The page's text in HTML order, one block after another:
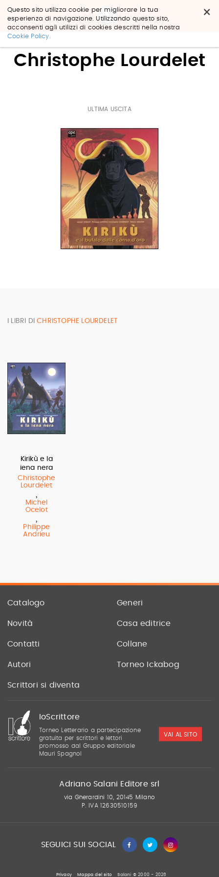
×
Questo sito utilizza cookie per migliorare la tua
esperienza di navigazione. Utilizzando questo sito,
acconsenti agli utilizzi di cookies descritti nella nostra
Cookie Policy.
Salta
Salta
Christophe Lourdelet
ULTIMA USCITA
I LIBRI DICHRISTOPHE LOURDELET
Kirikù e la
iena nera
Christophe
Lourdelet
,
Michel
Ocelot
,
Philippe
Andrieu
Catalogo Generi
Novità Casa editrice
Contatti Collane
Autori Torneo Ickabog
Scrittori si diventa
IoScrittore
Torneo Letterario a partecipazione
gratuita per scrittori e lettori
promosso dal Gruppo editoriale
Mauri Spagnol
VAI AL SITO
Adriano Salani Editore srl
via Gherardini 10, 20145 Milano
P. IVA 12630510159
SEGUICI SUI SOCIAL
Privacy Mappa del sito Salani © 2000 - 2026